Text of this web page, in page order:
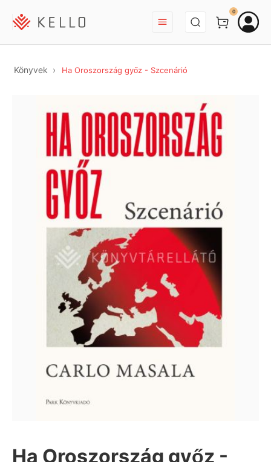
BEJELENTKEZÉS
0
Könyvek Ha Oroszország győz - Szcenárió
Ha Oroszország győz -